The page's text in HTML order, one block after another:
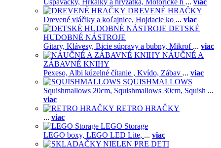
Uspavačky, Hrkálky a hryzátka, Motorické h ... viac
DREVENÉ HRAČKY
Drevené vláčiky a koľajnice, Hojdacie ko ... viac
DETSKÉ
HUDOBNÉ NÁSTROJE
Gitary, Klávesy, Bicie súpravy a bubny, Mikrof ... viac
NÁUČNÉ A
ZÁBAVNÉ KNIHY
Pexeso, Albi kúzelné čítanie , Kvído, Zábav ... viac
SQUISHMALLOWS
Squishmallows 20cm, Squishmallows 30cm, Squish ...
viac
RETRO HRAČKY
... viac
LEGO Storage
LEGO boxy, LEGO LED Lite, ... viac